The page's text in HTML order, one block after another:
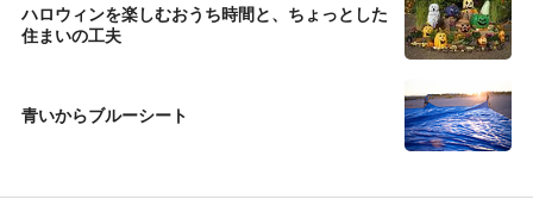
ハロウィンを楽しむおうち時間と、ちょっとした
住まいの工夫
青いからブルーシート